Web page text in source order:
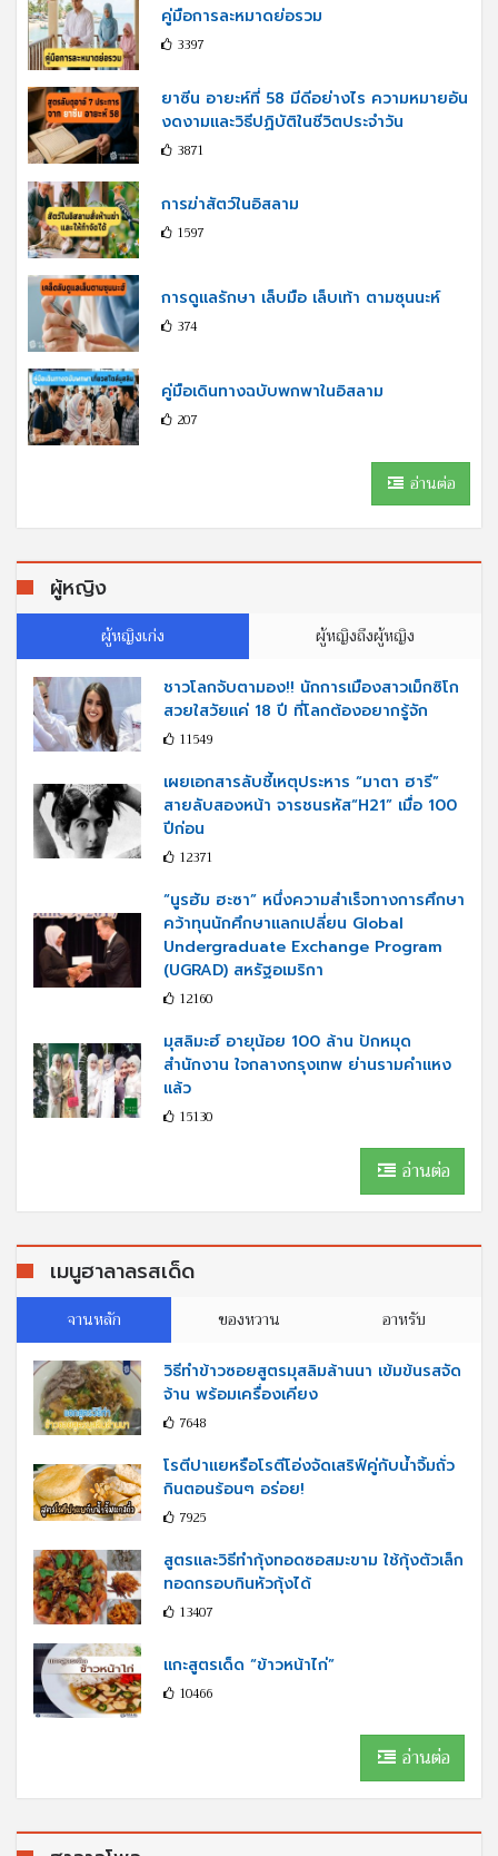
คู่มือการละหมาดย่อรวม
3397
ยาซีน อายะห์ที่ 58 มีดีอย่างไร ความหมายอัน
งดงามและวิธีปฏิบัติในชีวิตประจำวัน
3871
การฆ่าสัตว์ในอิสลาม
1597
การดูแลรักษา เล็บมือ เล็บเท้า ตามซุนนะห์
374
คู่มือเดินทางฉบับพกพาในอิสลาม
207
อ่านต่อ
ผู้หญิง
ผู้หญิงเก่ง ผู้หญิงถึงผู้หญิง
ชาวโลกจับตามอง!! นักการเมืองสาวเม็กซิโก
สวยใสวัยแค่ 18 ปี ที่โลกต้องอยากรู้จัก
11549
เผยเอกสารลับชี้เหตุประหาร “มาตา ฮารี”
สายลับสองหน้า จารชนรหัส“H21” เมื่อ 100
ปีก่อน
12371
“นูรฮัม ฮะซา” หนึ่งความสำเร็จทางการศึกษา
คว้าทุนนักศึกษาแลกเปลี่ยน Global
Undergraduate Exchange Program
(UGRAD) สหรัฐอเมริกา
12160
มุสลิมะฮ์ อายุน้อย 100 ล้าน ปักหมุด
สำนักงาน ใจกลางกรุงเทพ ย่านรามคำแหง
แล้ว
15130
อ่านต่อ
เมนูฮาลาลรสเด็ด
จานหลัก ของหวาน อาหรับ
วิธีทำข้าวซอยสูตรมุสลิมล้านนา เข้มข้นรสจัด
จ้าน พร้อมเครื่องเคียง
7648
โรตีปาแยหรือโรตีโอ่งจัดเสริฟ์คู่กับนํ้าจิ้มถั่ว
กินตอนร้อนๆ อร่อย!
7925
สูตรและวิธีทำกุ้งทอดซอสมะขาม ใช้กุ้งตัวเล็ก
ทอดกรอบกินหัวกุ้งได้
13407
แกะสูตรเด็ด “ข้าวหน้าไก่”
10466
อ่านต่อ